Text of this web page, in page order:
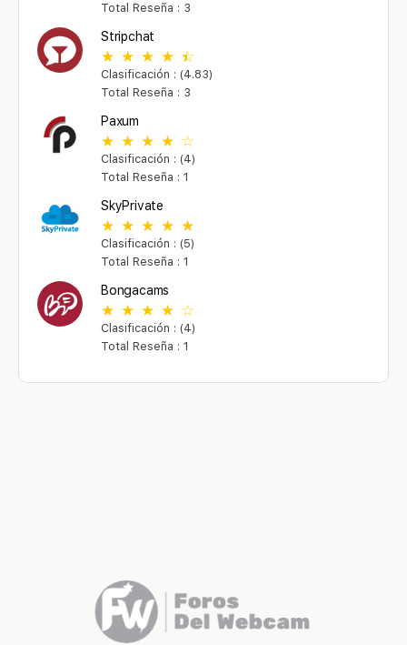
Total Reseña : 3
Stripchat
Clasificación : (4.83)
Total Reseña : 3
Paxum
Clasificación : (4)
Total Reseña : 1
SkyPrivate
Clasificación : (5)
Total Reseña : 1
Bongacams
Clasificación : (4)
Total Reseña : 1